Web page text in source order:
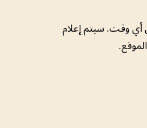
وقت. سيتم إعلام